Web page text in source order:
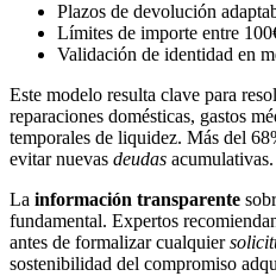
Plazos de devolución
Límites de importe entre
Validación de identidad en
Este modelo resulta clave para
reparaciones domésticas, gastos
temporales de liquidez. Más del
evitar nuevas deudas acumulativas.
La información transparente
fundamental. Expertos
antes de formalizar cualquier
sostenibilidad del compromiso